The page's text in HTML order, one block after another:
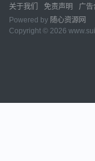
关于我们 免责声明 广告
Powered by 随心资源网
Copyright © 2026